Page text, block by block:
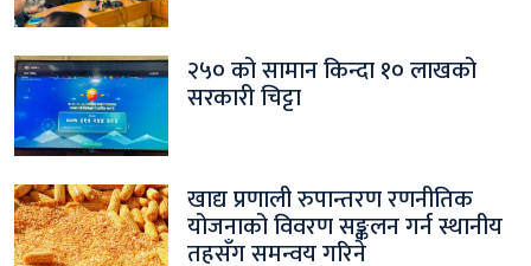
२५० को सामान किन्दा १० लाखको
सरकारी चिट्टा
खाद्य प्रणाली रुपान्तरण रणनीतिक
योजनाको विवरण सङ्कलन गर्न स्थानीय
तहसँग समन्वय गरिने